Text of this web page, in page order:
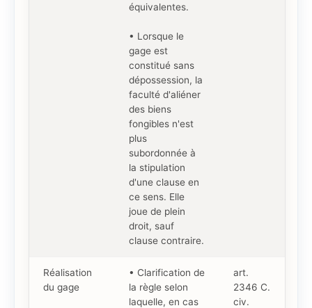
équivalentes.
• Lorsque le
gage est
constitué sans
dépossession, la
faculté d'aliéner
des biens
fongibles n'est
plus
subordonnée à
la stipulation
d'une clause en
ce sens. Elle
joue de plein
droit, sauf
clause contraire.
Réalisation
du gage
• Clarification de
la règle selon
laquelle, en cas
art.
2346 C.
civ.